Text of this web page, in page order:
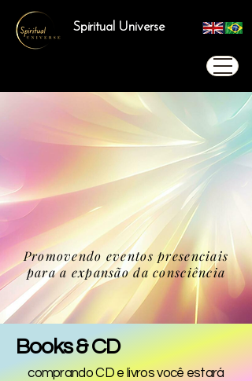
Spiritual Universe
Promovendo eventos presenciais
para a expansão da consciência
Books & CD
comprando CD e livros você estará